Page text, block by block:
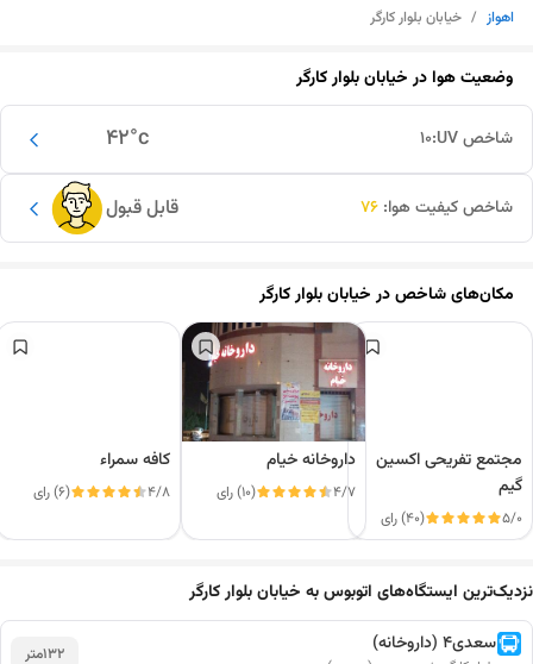
اهواز / خیابان بلوار کارگر
وضعیت هوا درخیابان بلوار کارگر
42°c شاخص UV: 10
قابل قبول شاخص کیفیت هوا: 76
مکان‌های شاخص درخیابان بلوار کارگر
مجتمع تفریحی اکسین
گیم
5/0 (40) رای
داروخانه خیام
4/7 (10) رای
کافه سمراء
4/8 (6) رای
نزدیک‌ترین ایستگاه‌های اتوبوس به خیابان بلوار کارگر
132متر سعدی4 (داروخانه)